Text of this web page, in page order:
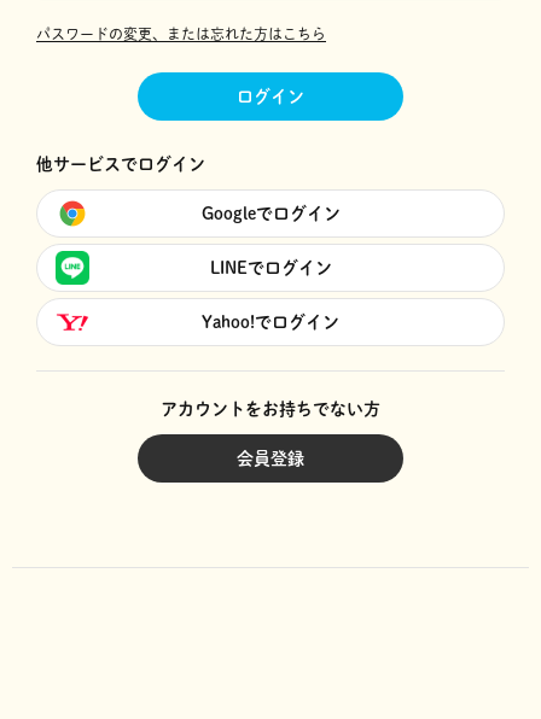
パスワードの変更、または忘れた方はこちら
ログイン
他サービスでログイン
Googleでログイン
LINEでログイン
Yahoo!でログイン
アカウントをお持ちでない方
会員登録